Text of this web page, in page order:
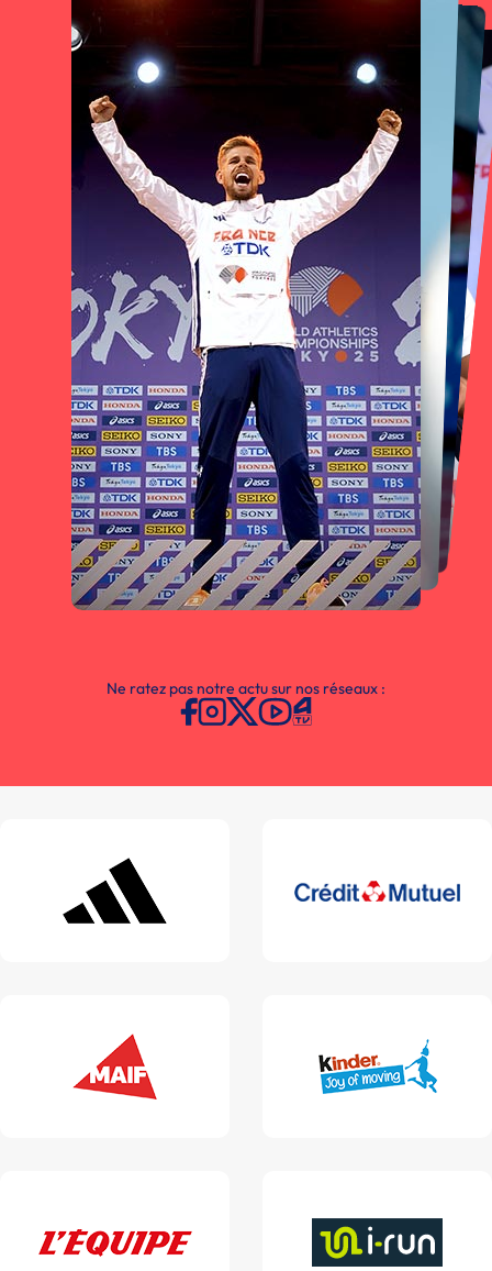
Ne ratez pas notre actu sur nos réseaux :